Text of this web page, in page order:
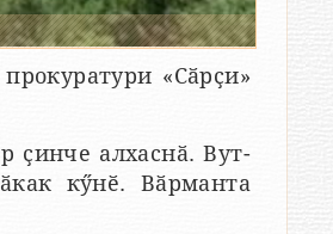
«Сӑрҫи»
ҫинче алхаснӑ. Вут-
кӳнӗ. Вӑрманта